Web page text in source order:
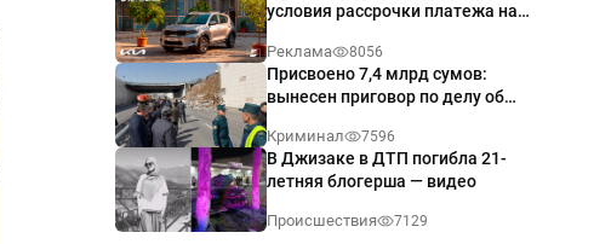
условия рассрочки платежа на
годовых
Реклама 8056
Присвоено 7,4 млрд сумов:
вынесен приговор по делу об
Ташкенте
Криминал 7596
В Джизаке в ДТП погибла 21-
летняя блогерша — видео
Происшествия 7129